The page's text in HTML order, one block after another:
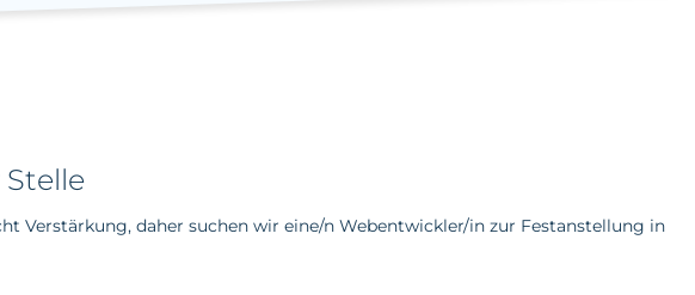
Stelle
Verstärkung, daher suchen wir eine/n Webentwickler/in zur Festanstellung in